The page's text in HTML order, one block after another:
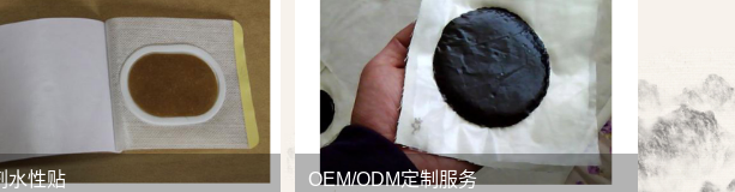
水性贴 OEM/ODM定制服务